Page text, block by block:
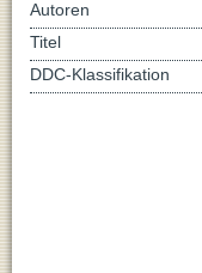
Autoren
Titel
DDC-Klassifikation